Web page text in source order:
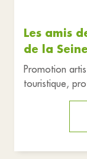
Les amis
de la Seine
Promotion
touristique,